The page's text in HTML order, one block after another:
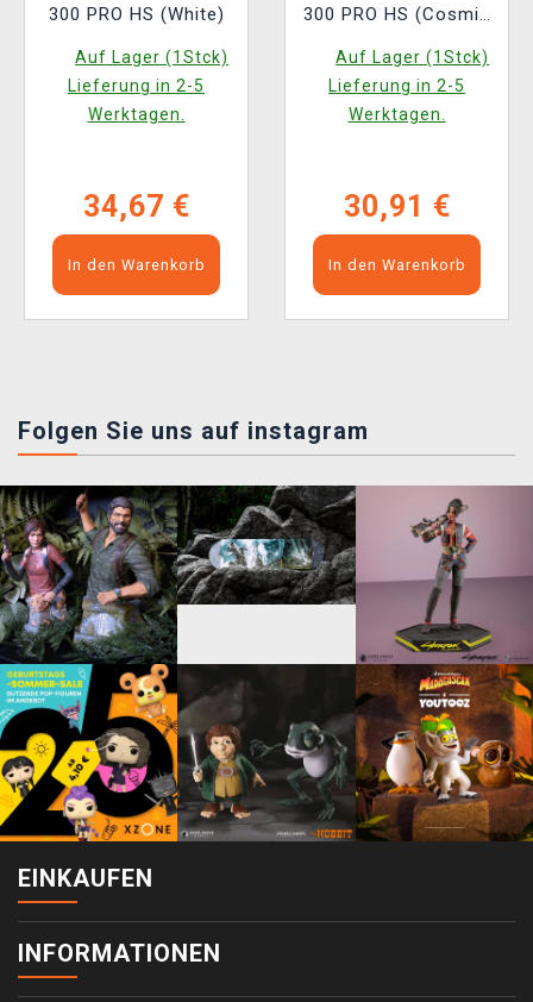
300 PRO HS (White)
Auf Lager (1Stck)
Lieferung in 2-5
Werktagen.
34,67 €
In den Warenkorb
300 PRO HS (Cosmic
Auf Lager (1Stck)
Lieferung in 2-5
Werktagen.
30,91 €
In den Warenkorb
Folgen Sie uns auf instagram
EINKAUFEN
INFORMATIONEN